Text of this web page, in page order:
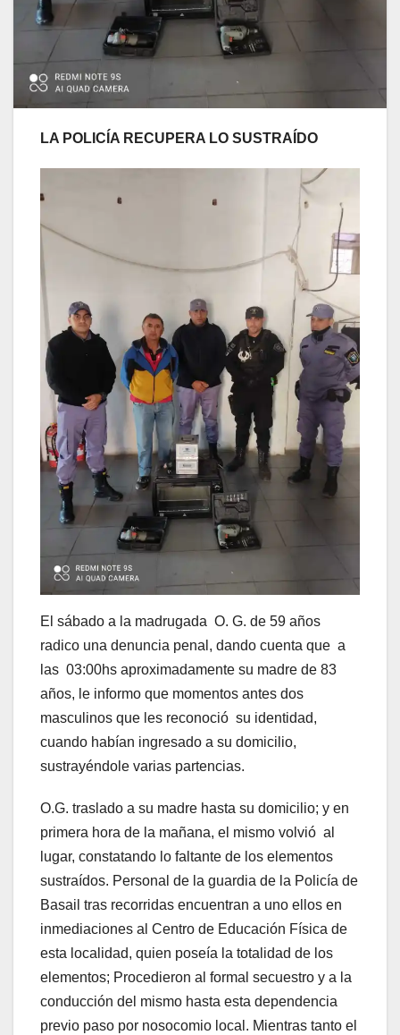
LA POLICÍA RECUPERA LO SUSTRAÍDO
El sábado a la madrugada O. G. de 59 años
radico una denuncia penal, dando cuenta que a
las 03:00hs aproximadamente su madre de 83
años, le informo que momentos antes dos
masculinos que les reconoció su identidad,
cuando habían ingresado a su domicilio,
sustrayéndole varias partencias.
O.G. traslado a su madre hasta su domicilio; y en
primera hora de la mañana, el mismo volvió al
lugar, constatando lo faltante de los elementos
sustraídos. Personal de la guardia de la Policía de
Basail tras recorridas encuentran a uno ellos en
inmediaciones al Centro de Educación Física de
esta localidad, quien poseía la totalidad de los
elementos; Procedieron al formal secuestro y a la
conducción del mismo hasta esta dependencia
previo paso por nosocomio local. Mientras tanto el